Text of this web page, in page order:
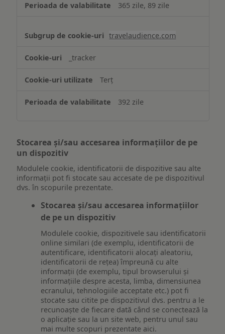
365 zile, 89 zile
travelaudience.com
_tracker
Terț
392 zile
Stocarea și/sau accesarea informațiilor de pe
un dispozitiv
Modulele cookie, identificatorii de dispozitive sau alte
informații pot fi stocate sau accesate de pe dispozitivul
dvs. în scopurile prezentate.
Stocarea și/sau accesarea informațiilor
de pe un dispozitiv
Modulele cookie, dispozitivele sau identificatorii
online similari (de exemplu, identificatorii de
autentificare, identificatorii alocați aleatoriu,
identificatorii de rețea) împreună cu alte
informații (de exemplu, tipul browserului și
informațiile despre acesta, limba, dimensiunea
ecranului, tehnologiile acceptate etc.) pot fi
stocate sau citite pe dispozitivul dvs. pentru a le
recunoaște de fiecare dată când se conectează la
o aplicație sau la un site web, pentru unul sau
mai multe scopuri prezentate aici.